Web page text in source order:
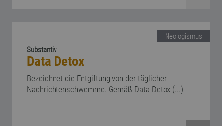
Neologismus
Substantiv
Data Detox
Bezeichnet die Entgiftung von der täglichen
Nachrichtenschwemme. Gemäß Data Detox (...)